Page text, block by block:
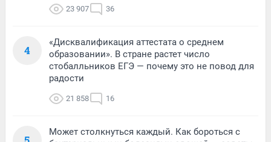
23 907 36
4
«Дисквалификация аттестата о среднем
образовании». В стране растет число
стобалльников ЕГЭ — почему это не повод для
радости
21 858 16
Может столкнуться каждый. Как бороться с